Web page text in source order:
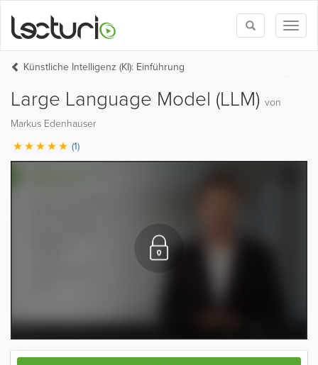
Toggle
search
Künstliche Intelligenz (KI): Einführung
Large Language Model (LLM) von
Markus Edenhauser
(1)